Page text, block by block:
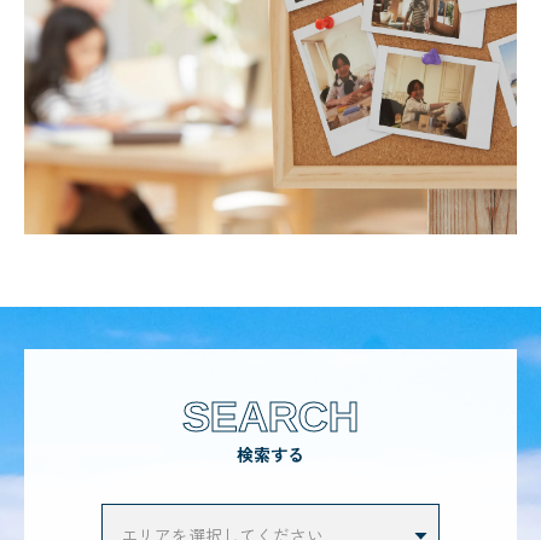
SEARCH
検索する